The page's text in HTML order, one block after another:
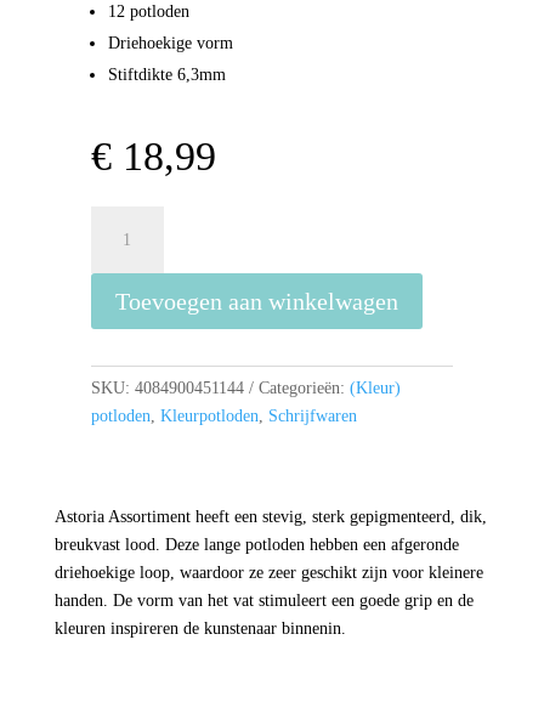
12 potloden
Driehoekige vorm
Stiftdikte 6,3mm
€18,99
Super
Ferby
Waldorf
Selection
12
stuks
Toevoegen aan winkelwagen
SKU: 4084900451144 Categorieën: (Kleur)
potloden Kleurpotloden Schrijfwaren
Astoria Assortiment heeft een stevig, sterk gepigmenteerd, dik,
breukvast lood. Deze lange potloden hebben een afgeronde
driehoekige loop, waardoor ze zeer geschikt zijn voor kleinere
handen. De vorm van het vat stimuleert een goede grip en de
kleuren inspireren de kunstenaar binnenin.